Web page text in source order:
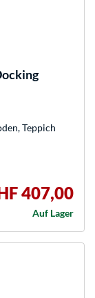
Teppich
407,00
Auf Lager